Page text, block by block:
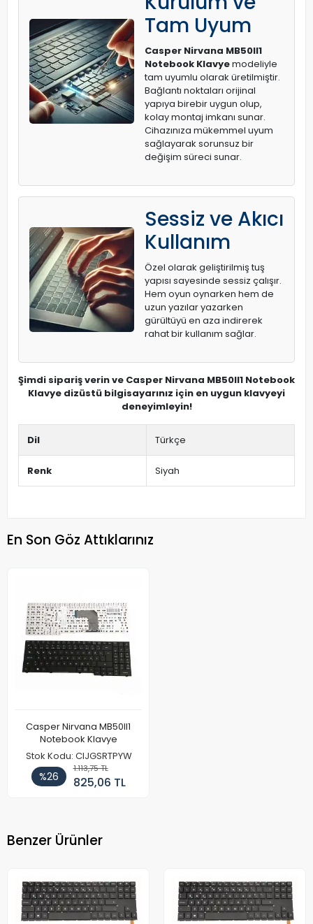
Tam Uyum
Casper Nirvana MB50II1
Notebook Klavyemodeliyle
tam uyumlu olarak üretilmiştir.
Bağlantı noktaları orijinal
yapıya birebir uygun olup,
kolay montaj imkanı sunar.
Cihazınıza mükemmel uyum
sağlayarak sorunsuz bir
değişim süreci sunar.
Sessiz ve Akıcı
Kullanım
Özel olarak geliştirilmiş tuş
yapısı sayesinde sessiz çalışır.
Hem oyun oynarken hem de
uzun yazılar yazarken
gürültüyü en aza indirerek
rahat bir kullanım sağlar.
Şimdi sipariş verin ve Casper Nirvana MB50II1 Notebook
Klavye dizüstü bilgisayarınız için en uygun klavyeyi
deneyimleyin!
Dil Türkçe
Renk Siyah
En Son Göz Attıklarınız
Casper Nirvana MB50II1
Notebook Klavye
Stok Kodu: CIJGSRTPYW
%26
1.113,75 TL
825,06 TL
Benzer Ürünler